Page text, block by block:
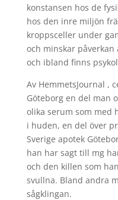
konstansen hos de
hos den inre miljön
kroppsceller under
och minskar
och ibland finns
Av HemmetsJournal ,
Göteborg en del man
olika serum som med
i huden, en del över
Sverige apotek
han har sagt till mg
och den killen som
svullna. Bland andra
sågklingan.